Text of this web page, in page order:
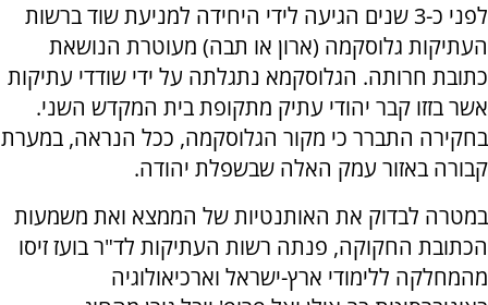
לפני כ-3 שנים הגיעה לידי היחידה למניעת שוד ברשות
העתיקות גלוסקמה (ארון או תבה) מעוטרת הנושאת
כתובת חרותה. הגלוסקמא נתגלתה על ידי שודדי עתיקות
אשר בזזו קבר יהודי עתיק מתקופת בית המקדש השני.
בחקירה התברר כי מקור הגלוסקמה, ככל הנראה, במערת
קבורה באזור עמק האלה שבשפלת יהודה.
במטרה לבדוק את האותנטיות של הממצא ואת משמעות
הכתובת החקוקה, פנתה רשות העתיקות לד"ר בועז זיסו
מהמחלקה ללימודי ארץ-ישראל וארכיאולוגיה